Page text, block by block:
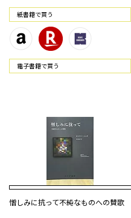
紙書籍で買う
電⼦書籍で買う
憎しみに抗って――不純なものへの賛歌